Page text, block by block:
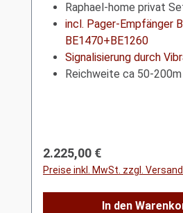
Raphael-home privat
incl. Pager-Empfänger
BE1470+BE1260
Signalisierung durch
Reichweite ca 50-200m
Regulärer Preis:
2.225,00 €
Preise inkl. MwSt. zzgl.
In den